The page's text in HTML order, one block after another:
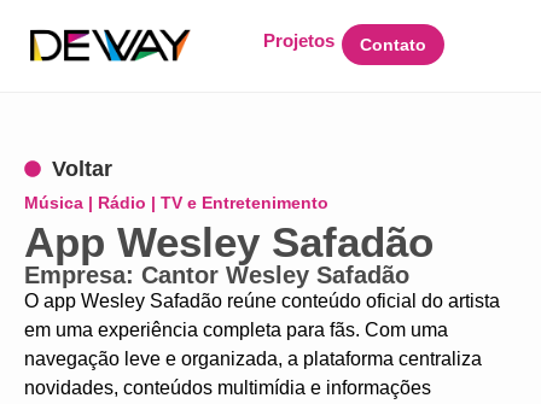
Projetos Contato
Voltar
Música | Rádio | TV e Entretenimento
App Wesley Safadão
Empresa: Cantor Wesley Safadão
O app Wesley Safadão reúne conteúdo oficial do artista
em uma experiência completa para fãs. Com uma
navegação leve e organizada, a plataforma centraliza
novidades, conteúdos multimídia e informações